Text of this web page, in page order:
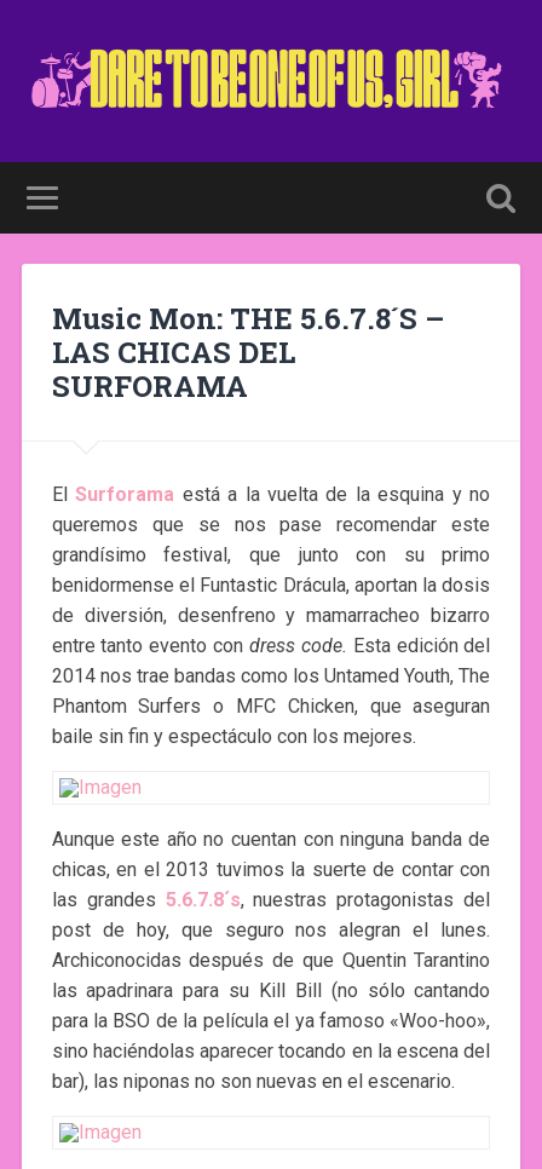
Music Mon: THE 5.6.7.8´S –
LAS CHICAS DEL
SURFORAMA
ElSurforama está a la vuelta de la esquina y no
queremos que se nos pase recomendar este
grandísimo festival, que junto con su primo
benidormense el Funtastic Drácula, aportan la dosis
de diversión, desenfreno y mamarracheo bizarro
entre tanto evento con dress code. Esta edición del
2014 nos trae bandas como los Untamed Youth, The
Phantom Surfers o MFC Chicken, que aseguran
baile sin fin y espectáculo con los mejores.
Aunque este año no cuentan con ninguna banda de
chicas, en el 2013 tuvimos la suerte de contar con
las grandes 5.6.7.8´s, nuestras protagonistas del
post de hoy, que seguro nos alegran el lunes.
Archiconocidas después de que Quentin Tarantino
las apadrinara para su Kill Bill (no sólo cantando
para la BSO de la película el ya famoso «Woo-hoo»,
sino haciéndolas aparecer tocando en la escena del
bar), las niponas no son nuevas en el escenario.